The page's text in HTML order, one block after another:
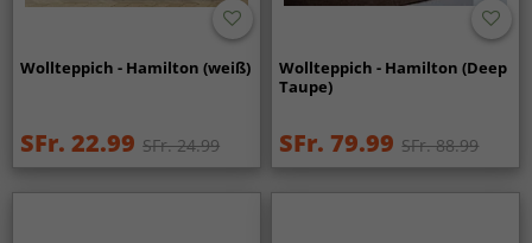
Wollteppich - Hamilton (weiß)
SFr. 22.99 SFr. 24.99
Wollteppich - Hamilton (Deep
Taupe)
SFr. 79.99 SFr. 88.99